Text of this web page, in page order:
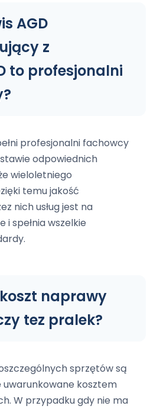
Warszawa
AGD
z
to profesjonalni
profesjonalni fachowcy
odpowiednich
wieloletniego
temu jakość
nich usług jest na
i spełnia wszelkie
naprawy
tez pralek?
sprzętów są
uwarunkowane kosztem
W przypadku gdy nie ma